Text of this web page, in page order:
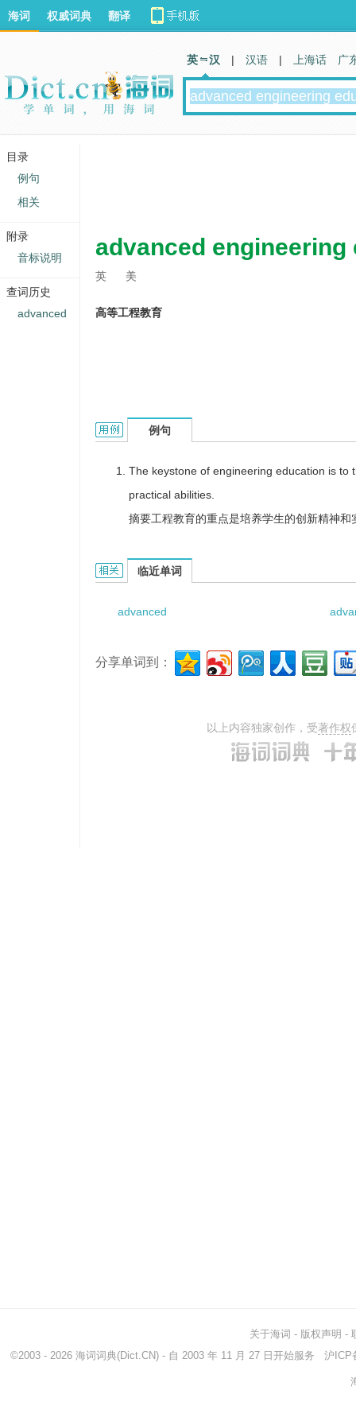
advanced engineering
英 美
高等工程教育
advanced engineering education的用法和样例：
例句
The keystone of engineering education is to
practical abilities.
摘要工程教育的重点是培养学生的创新精神和
advanced engineering education的相关资料：
临近单词
advanced
分享单词到：
以上内容独家创作，受著作权
海词 权威词典 翻译
英 汉 | 汉语 | 上海话 广
关于海词 - 版权声明 -
©2003 - 2026 海词词典(Dict.CN) - 自 2003 年 11 月 27 日开始服务 沪ICP
目录
例句
相关
附录
音标说明
查词历史
advanced